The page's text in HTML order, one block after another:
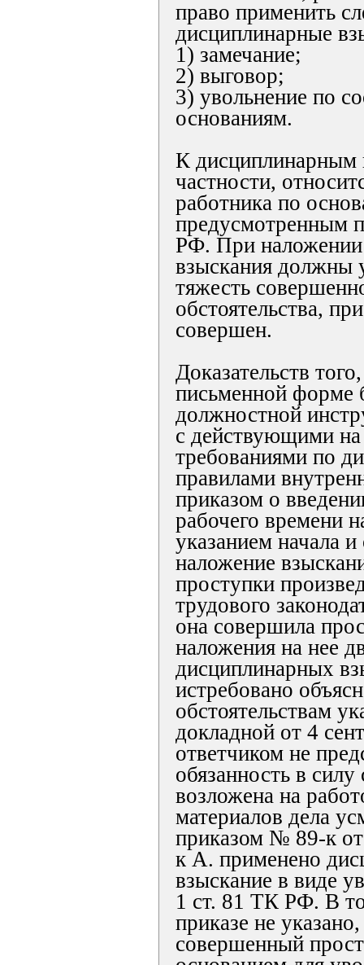
право применить
дисциплинарные
1) замечание;
2) выговор;
3) увольнение по
основаниям.
К дисциплинарным
частности,
работника по
предусмотренным
РФ. При наложении
взыскания должны
тяжесть
обстоятельства,
совершен.
Доказательств
письменной форме
должностной
с действующими
требованиями по
правилами
приказом о
рабочего времени
указанием начала
наложение
проступки
трудового
она совершила
наложения на нее
дисциплинарных
истребовано
обстоятельствам
докладной от 4
ответчиком не
обязанность в
возложена на
материалов дела
приказом № 89-к от
к А. применено
взыскание в виде
1 ст. 81 ТК РФ. В
приказе не
совершенный